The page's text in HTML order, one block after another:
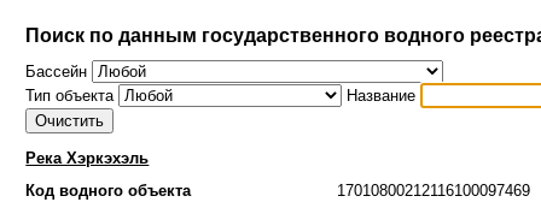
Поиск по данным государственного водного
Бассейн
Тип объекта
Название
Река Хэркэхэль
Код водного объекта
17010800212116100097469